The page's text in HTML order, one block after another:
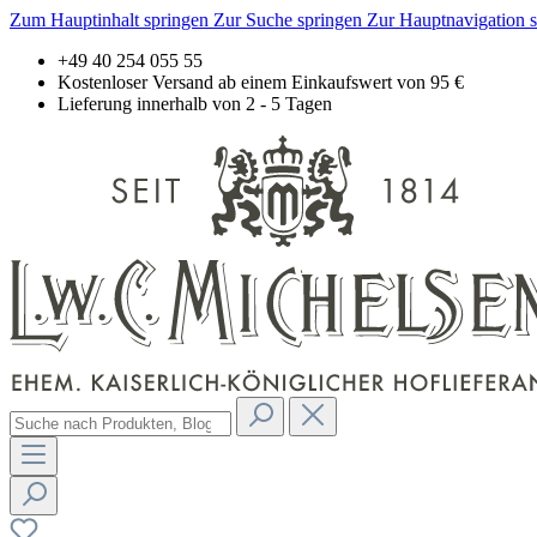
Zum Hauptinhalt springen Zur Suche springen Zur Hauptnavigation
+49 40 254 055 55
Kostenloser Versand ab einem Einkaufswert von 95 €
Lieferung innerhalb von 2 - 5 Tagen